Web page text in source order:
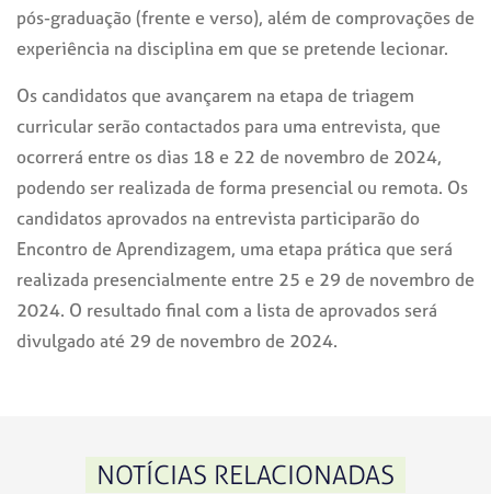
pós-graduação (frente e verso), além de comprovações de
experiência na disciplina em que se pretende lecionar.
Os candidatos que avançarem na etapa de triagem
curricular serão contactados para uma entrevista, que
ocorrerá entre os dias 18 e 22 de novembro de 2024,
podendo ser realizada de forma presencial ou remota. Os
candidatos aprovados na entrevista participarão do
Encontro de Aprendizagem, uma etapa prática que será
realizada presencialmente entre 25 e 29 de novembro de
2024. O resultado final com a lista de aprovados será
divulgado até 29 de novembro de 2024.
NOTÍCIAS RELACIONADAS